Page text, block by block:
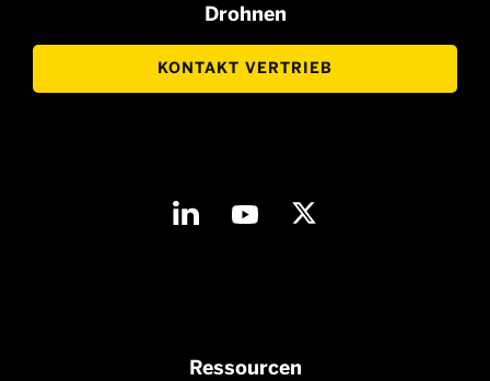
Drohnen
KONTAKT VERTRIEB
Ressourcen